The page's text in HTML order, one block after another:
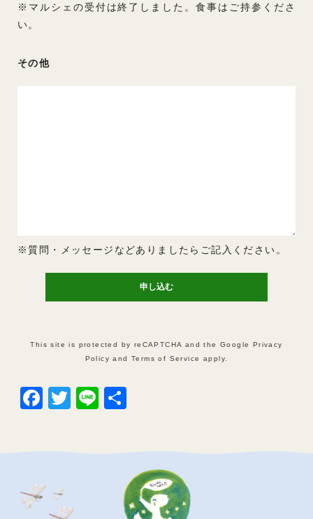
※マルシェの受付は終了しました。食事はご持参くださ
い。
その他
※質問・メッセージなどありましたらご記入ください。
This site is protected by reCAPTCHA and the Google Privacy
Policy andTerms of Service apply.
Facebook
Twitter
Line